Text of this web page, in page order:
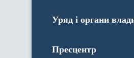
Уряд і органи
Пресцентр